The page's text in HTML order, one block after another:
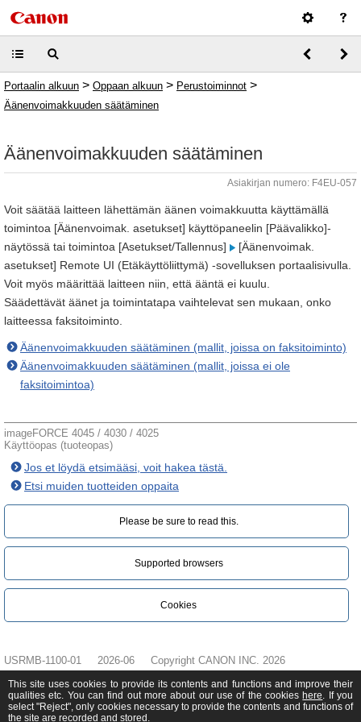
Portaalin alkuun > Oppaan alkuun > Perustoiminnot >
Äänenvoimakkuuden säätäminen
Äänenvoimakkuuden säätäminen
Asiakirjan numero: F4EU-057
Voit säätää laitteen lähettämän äänen voimakkuutta käyttämällä
toimintoa [Äänenvoimak. asetukset] käyttöpaneelin [Päävalikko]-
näytössä tai toimintoa [Asetukset/Tallennus]
[Äänenvoimak.
asetukset] Remote UI (Etäkäyttöliittymä) -sovelluksen portaalisivulla.
Voit myös määrittää laitteen niin, että ääntä ei kuulu.
Säädettävät äänet ja toimintatapa vaihtelevat sen mukaan, onko
laitteessa faksitoiminto.
Äänenvoimakkuuden säätäminen (mallit, joissa on faksitoiminto)
Äänenvoimakkuuden säätäminen (mallit, joissa ei ole
faksitoimintoa)
imageFORCE 4045 / 4030 / 4025
Käyttöopas (tuoteopas)
Jos et löydä etsimääsi, voit hakea tästä.
Etsi muiden tuotteiden oppaita
Please be sure to read this.‎
Supported browsers
Cookies
USRMB-1100-01 2026-06 Copyright CANON INC. 2026
This site uses cookies to provide its contents and functions and improve their
qualities etc. You can find out more about our use of the cookies here. If you
select "Reject", only cookies necessary to provide the contents and functions of
the site are recorded and stored.